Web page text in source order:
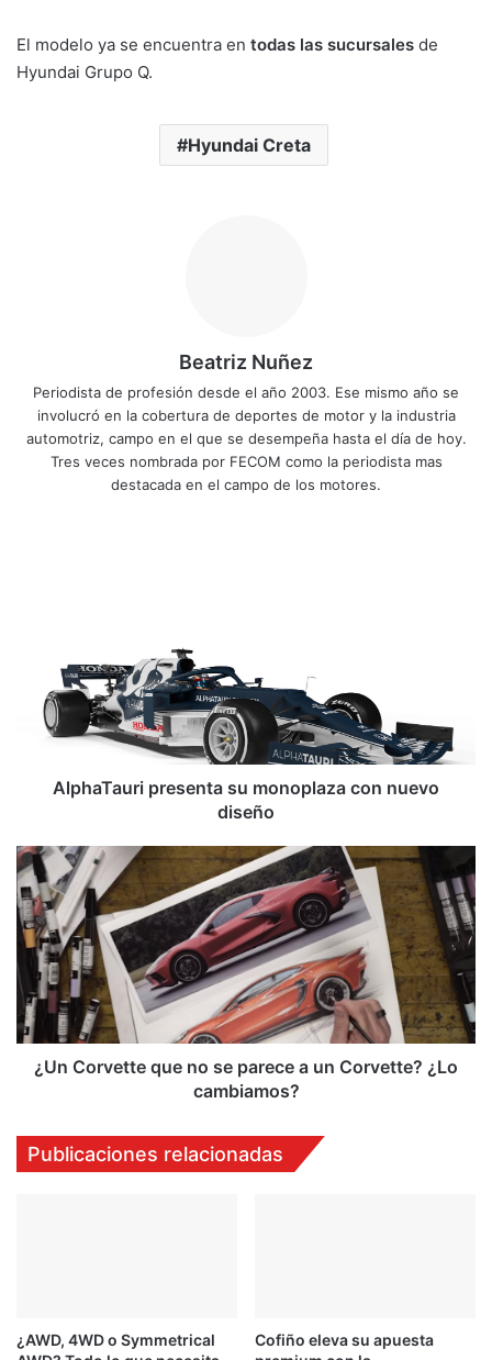
El modelo ya se encuentra en todas las sucursales de
Hyundai Grupo Q.
Hyundai Creta
Beatriz Nuñez
Periodista de profesión desde el año 2003. Ese mismo año se
involucró en la cobertura de deportes de motor y la industria
automotriz, campo en el que se desempeña hasta el día de hoy.
Tres veces nombrada por FECOM como la periodista mas
destacada en el campo de los motores.
nuevo
diseño
AlphaTauri presenta su monoplaza con nuevo
diseño
¿Un
Corvette
que
no
se
parece
a
un
Corvette?
¿Lo¿Un Corvette que no se parece a un Corvette? ¿Lo
cambiamos?
Publicaciones relacionadas
¿AWD, 4WD o Symmetrical
Cofiño eleva su apuesta